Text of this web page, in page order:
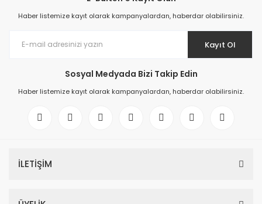
Haber listemize kayıt olarak kampanyalardan, haberdar olabilirsiniz.
Kayıt Ol
Sosyal Medyada Bizi Takip Edin
Haber listemize kayıt olarak kampanyalardan, haberdar olabilirsiniz.
İLETİŞİM